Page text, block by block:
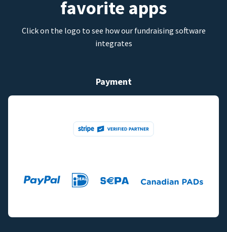
favorite apps
Click on the logo to see how our fundraising software
integrates
Payment